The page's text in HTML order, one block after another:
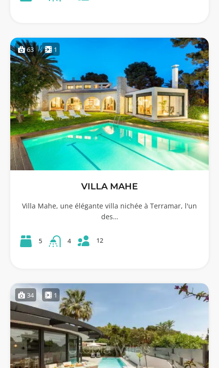
63 1
VILLA MAHE
Villa Mahe, une élégante villa nichée à Terramar, l'un
des…
5 4 12
34 1